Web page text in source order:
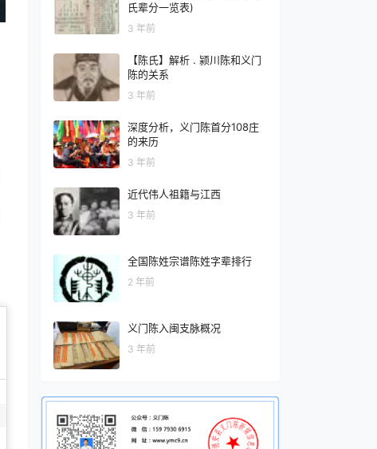
氏辈分一览表)
3 年前
【陈氏】解析 . 颍川陈和义门
陈的关系
3 年前
深度分析，义门陈首分108庄
的来历
3 年前
近代伟人祖籍与江西
3 年前
全国陈姓宗谱陈姓字辈排行
2 年前
义门陈入闽支脉概况
3 年前